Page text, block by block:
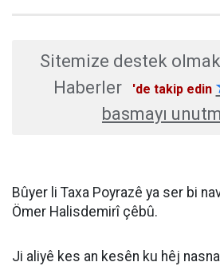
Sitemize destek
Haberler
'de takip edin
basmayı
Bûyer li Taxa Poyrazê ya ser bi
Ömer Halisdemirî çêbû.
Ji aliyê kes an kesên ku hêj